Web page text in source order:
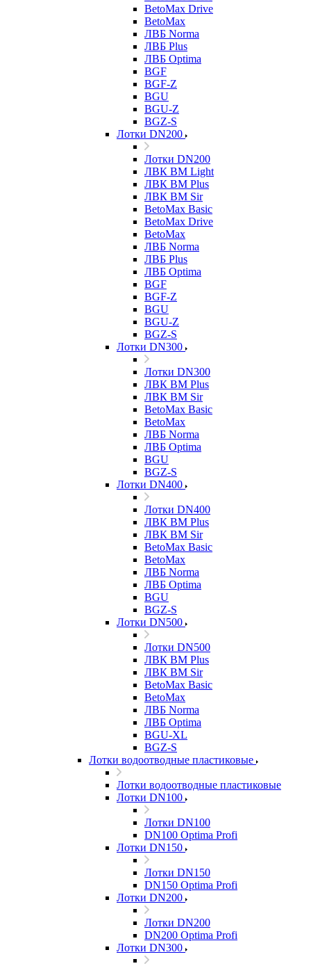
BetoMax Drive
BetoMax
ЛВБ Norma
ЛВБ Plus
ЛВБ Optima
BGF
BGF-Z
BGU
BGU-Z
BGZ-S
Лотки DN200
Лотки DN200
ЛВК ВМ Light
ЛВК ВМ Plus
ЛВК ВМ Sir
BetoMax Basic
BetoMax Drive
BetoMax
ЛВБ Norma
ЛВБ Plus
ЛВБ Optima
BGF
BGF-Z
BGU
BGU-Z
BGZ-S
Лотки DN300
Лотки DN300
ЛВК ВМ Plus
ЛВК ВМ Sir
BetoMax Basic
BetoMax
ЛВБ Norma
ЛВБ Optima
BGU
BGZ-S
Лотки DN400
Лотки DN400
ЛВК ВМ Plus
ЛВК ВМ Sir
BetoMax Basic
BetoMax
ЛВБ Norma
ЛВБ Optima
BGU
BGZ-S
Лотки DN500
Лотки DN500
ЛВК ВМ Plus
ЛВК ВМ Sir
BetoMax Basic
BetoMax
ЛВБ Norma
ЛВБ Optima
BGU-XL
BGZ-S
Лотки водоотводные пластиковые
Лотки водоотводные пластиковые
Лотки DN100
Лотки DN100
DN100 Optima Profi
Лотки DN150
Лотки DN150
DN150 Optima Profi
Лотки DN200
Лотки DN200
DN200 Optima Profi
Лотки DN300